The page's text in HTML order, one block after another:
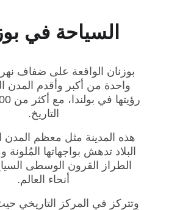
السياحة في
بوزنان الواقعة على ضفاف
واحدة من أكبر وأقدم المدن
التاريخ.
هذه المدينة مثل معظم المدن
البلاد تدهش بواجهاتها المُلونة
الطراز القرون الوسطى
أنحاء العالم.
وتتركز في المركز التاريخي